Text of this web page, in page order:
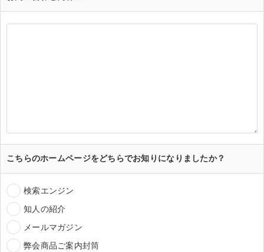
こちらのホームページをどちらでお知りになりましたか？
検索エンジン
知人の紹介
メールマガジン
弊会商品ご案内封筒